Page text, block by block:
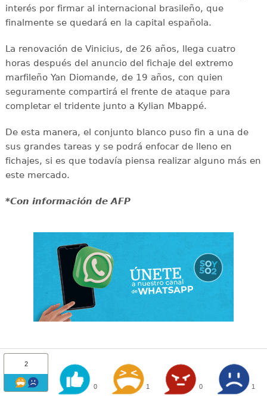
interés por firmar al internacional brasileño, que
finalmente se quedará en la capital española.
La renovación de Vinicius, de 26 años, llega cuatro
horas después del anuncio del fichaje del extremo
marfileño Yan Diomande, de 19 años, con quien
seguramente compartirá el frente de ataque para
completar el tridente junto a Kylian Mbappé.
De esta manera, el conjunto blanco puso fin a una de
sus grandes tareas y se podrá enfocar de lleno en
fichajes, si es que todavía piensa realizar alguno más en
este mercado.
*Con información de AFP
2
0 1 0 1